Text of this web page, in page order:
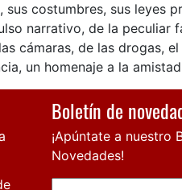
costumbres, sus leyes
narrativo, de la peculiar
cámaras, de las drogas,
un homenaje a la
Boletín de
¡Apúntate a nuestro
Novedades!